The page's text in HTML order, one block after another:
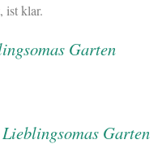
ist klar.